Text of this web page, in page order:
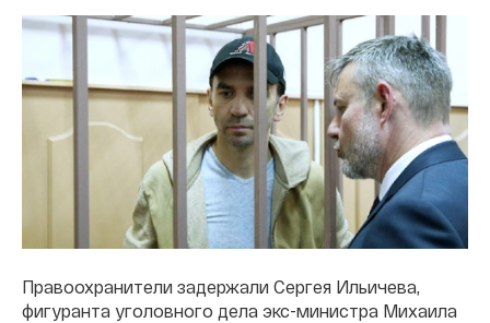
Правоохранители задержали Сергея Ильичева,
фигуранта уголовного дела экс-министра Михаила